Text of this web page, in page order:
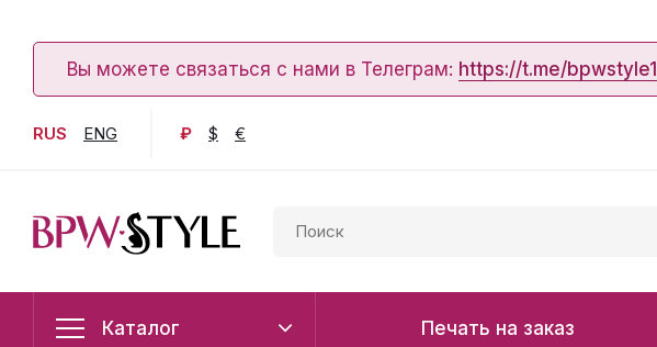
Вы можете связаться с нами в Телеграм: https://t.me/bpwstyle1
RUS ENG ₽ $ €
Каталог Печать на заказ